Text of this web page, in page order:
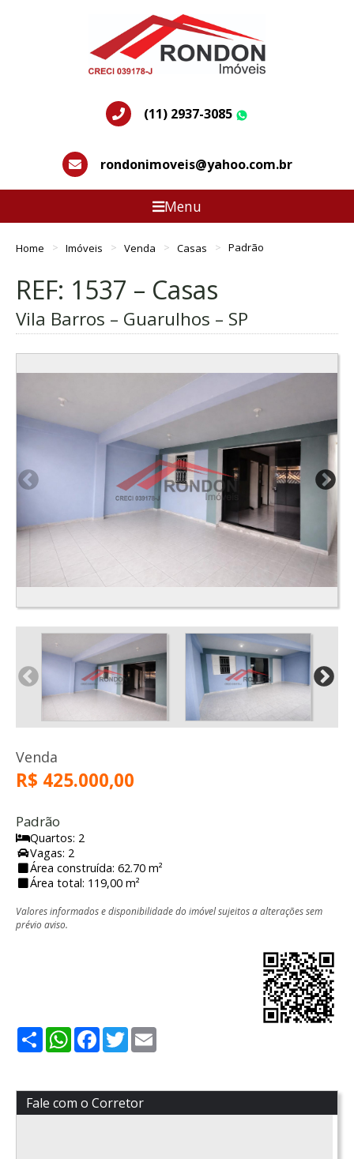
(11) 2937-3085
rondonimoveis@yahoo.com.br
Menu
Home Imóveis Venda Casas Padrão
REF: 1537 – Casas
Vila Barros – Guarulhos – SP
Venda
R$ 425.000,00
Padrão
Quartos: 2
Vagas: 2
Área construída: 62.70 m²
Área total: 119,00 m²
Valores informados e disponibilidade do imóvel sujeitos a alterações sem
prévio aviso.
ShareWhatsApp
Facebook
Twitter
Fale com o Corretor